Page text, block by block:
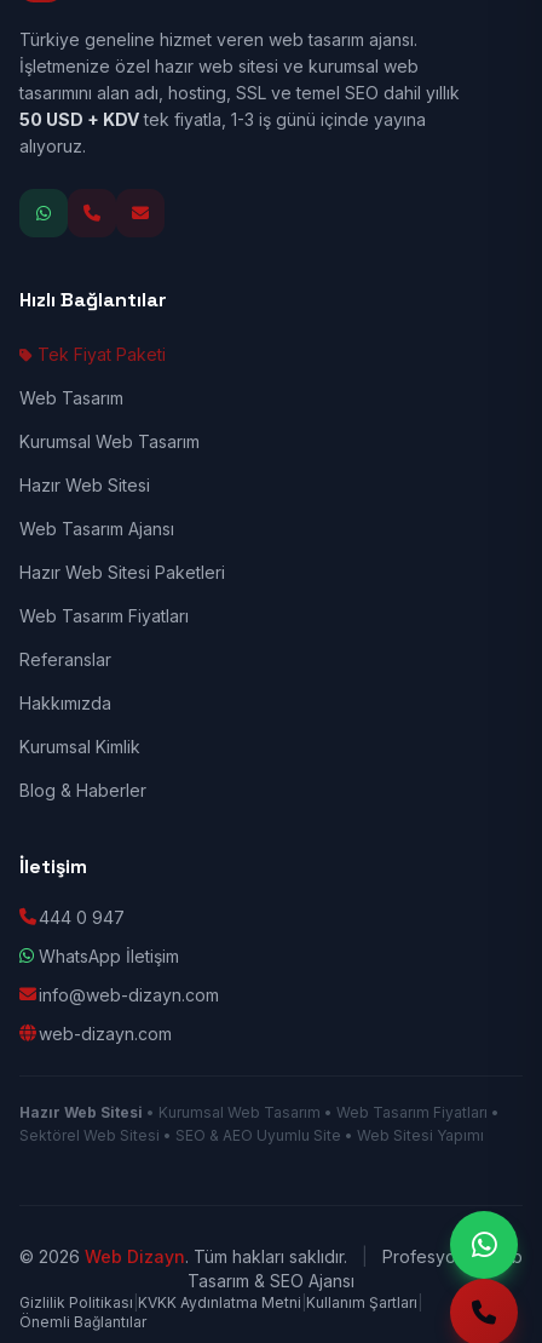
Türkiye geneline hizmet veren web tasarım ajansı.
İşletmenize özel hazır web sitesi ve kurumsal web
tasarımını alan adı, hosting, SSL ve temel SEO dahil yıllık
50 USD + KDVtek fiyatla, 1-3 iş günü içinde yayına
alıyoruz.
Hızlı Bağlantılar
Tek Fiyat Paketi
Web Tasarım
Kurumsal Web Tasarım
Hazır Web Sitesi
Web Tasarım Ajansı
Hazır Web Sitesi Paketleri
Web Tasarım Fiyatları
Referanslar
Hakkımızda
Kurumsal Kimlik
Blog & Haberler
İletişim
444 0 947
WhatsApp İletişim
info@web-dizayn.com
web-dizayn.com
Hazır Web Sitesi • Kurumsal Web Tasarım • Web Tasarım Fiyatları •
Sektörel Web Sitesi • SEO & AEO Uyumlu Site • Web Sitesi Yapımı
© 2026 Web Dizayn. Tüm hakları saklıdır.
Profesyonel Web
Tasarım & SEO Ajansı
Gizlilik Politikası KVKK Aydınlatma Metni Kullanım Şartları
Önemli Bağlantılar